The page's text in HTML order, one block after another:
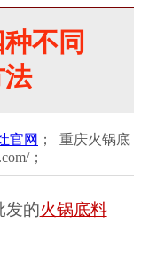
不同
法
官网 ； 重庆火锅底
；
发的火锅底料